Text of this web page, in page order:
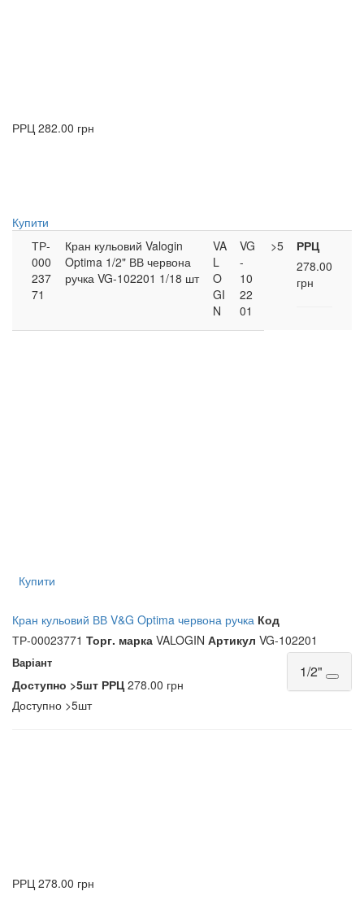
РРЦ 282.00 грн
Купити
ТР-
000
237
71
Кран кульовий Valogin
Optima 1/2" ВВ червона
ручка VG-102201 1/18 шт
VA
L
O
GI
N
VG
-
10
22
01
>5
РРЦ
278.00
грн
Купити
Кран кульовий ВВ V&G Optima червона ручка Код
ТР-00023771 Торг. марка VALOGIN Артикул VG-102201
Варіант 1/2"
Доступно >5шт РРЦ278.00 грн
Доступно >5шт
РРЦ 278.00 грн